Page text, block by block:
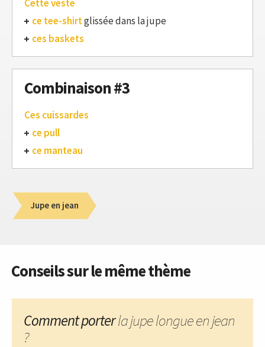
Cette veste
ce tee-shirtglissée dans la jupe
ces baskets
Combinaison #3
Ces cuissardes
ce pull
ce manteau
Jupe en jean
Conseils sur le même thème
Comment porterla jupe longue en jean
?